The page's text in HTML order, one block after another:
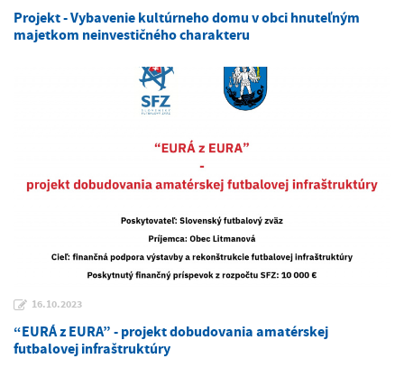
Projekt - Vybavenie kultúrneho domu v obci hnuteľným
majetkom neinvestičného charakteru
16.10.2023
“EURÁ z EURA” - projekt dobudovania amatérskej
futbalovej infraštruktúry